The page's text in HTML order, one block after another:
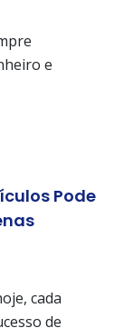
e
Pode
cada
de